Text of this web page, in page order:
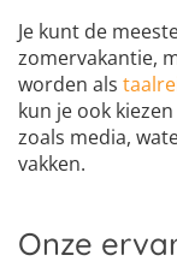
Je kunt de
zomervakantie,
worden als
kun je ook
zoals media,
vakken.
Onze